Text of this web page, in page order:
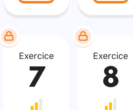
Exercice
7
Exercice
8